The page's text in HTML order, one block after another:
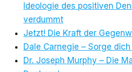
Ideologie des positiven
verdummt
Jetzt! Die Kraft der
Dale Carnegie – Sorge
Dr. Joseph Murphy – Die